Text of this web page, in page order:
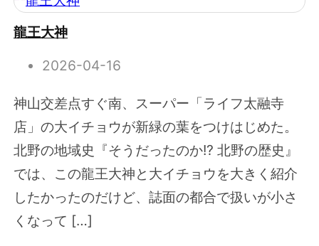
龍王大神
2026-04-16
神山交差点すぐ南、スーパー「ライフ太融寺
店」の大イチョウが新緑の葉をつけはじめた。
北野の地域史『そうだったのか!? 北野の歴史』
では、この龍王大神と大イチョウを大きく紹介
したかったのだけど、誌面の都合で扱いが小さ
くなって […]